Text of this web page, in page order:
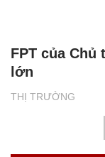
THỊ TRƯỜNG
FPT của
lớn